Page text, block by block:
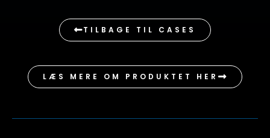
TILBAGE TIL CASES
LÆS MERE OM PRODUKTET HER